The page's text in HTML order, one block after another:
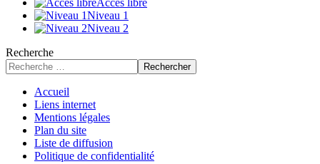
Accès libre
Niveau 1
Niveau 2
Recherche
Rechercher
Accueil
Liens internet
Mentions légales
Plan du site
Liste de diffusion
Politique de confidentialité